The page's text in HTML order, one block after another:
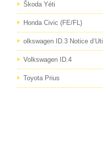
Škoda Yéti
Honda Civic (FE/FL)
olkswagen ID.3 Notice
Volkswagen ID.4
Toyota Prius